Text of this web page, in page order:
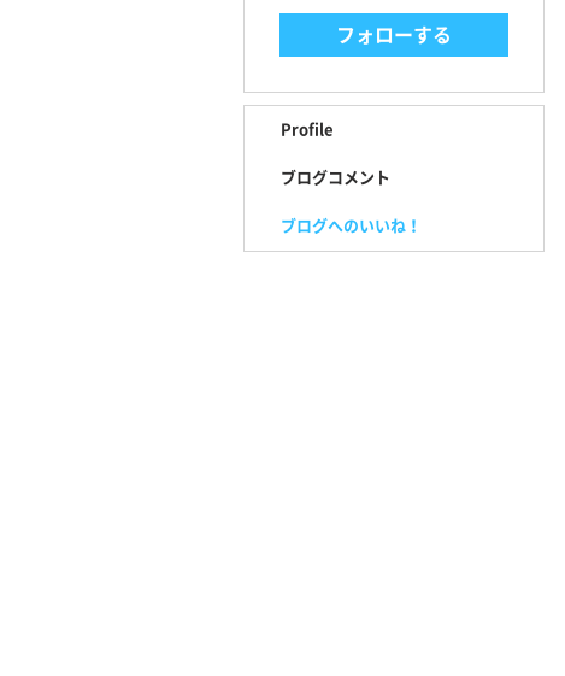
フォローする
Profile
ブログコメント
ブログへのいいね！